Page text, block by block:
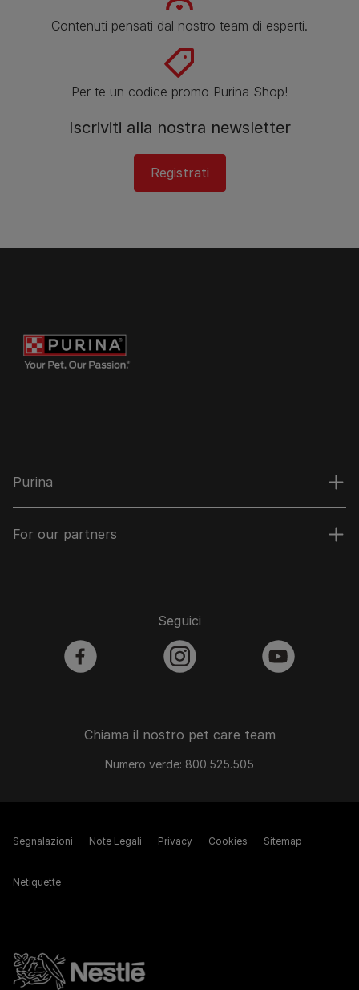
Contenuti pensati dal nostro team di esperti.
Per te un codice promo Purina Shop!
Iscriviti alla nostra newsletter
Registrati
Purina
For our partners
Chiama il nostro pet care team
Numero verde: 800.525.505
Seguici
facebook instagram youtube
Segnalazioni Note Legali Privacy Cookies Sitemap
Netiquette